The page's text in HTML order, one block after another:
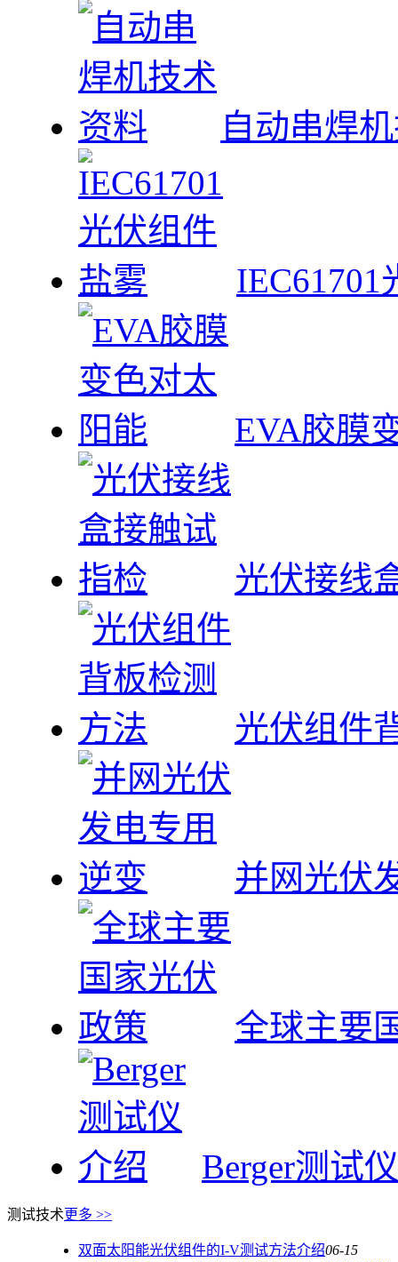
自动串焊
IEC61701
EVA胶膜
光伏接线
光伏组件
并网光伏
全球主要
Berger测试
测试技术更多 >>
双面太阳能光伏组件的I-V测试方法介绍06-15